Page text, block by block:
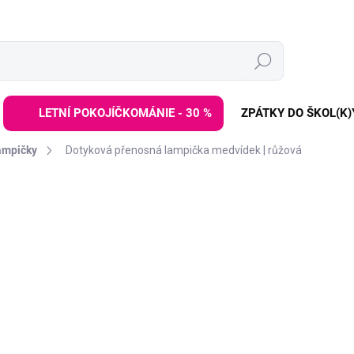
Hledat
LETNÍ POKOJÍČKOMÁNIE - 30 % ZPÁTKY DO
Dotyková přenosná lampička medvídek | růžová